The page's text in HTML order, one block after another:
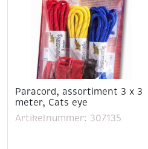
Paracord, assortiment 3 x 3
meter, Cats eye
Artikelnummer: 307135